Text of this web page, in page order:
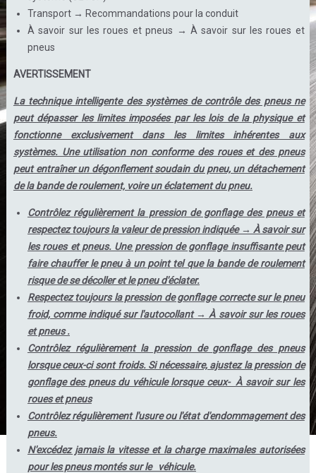
Transport → Recommandations pour la conduit
À savoir sur les roues et pneus → À savoir sur les roues et
pneus
AVERTISSEMENT
La technique intelligente des systèmes de contrôle des pneus ne
peut dépasser les limites imposées par les lois de la physique et
fonctionne exclusivement dans les limites inhérentes aux
systèmes. Une utilisation non conforme des roues et des pneus
peut entraîner un dégonflement soudain du pneu, un détachement
de la bande de roulement, voire un éclatement du pneu.
Contrôlez régulièrement la pression de gonflage des pneus et
respectez toujours la valeur de pression indiquée → À savoir sur
les roues et pneus. Une pression de gonflage insuffisante peut
faire chauffer le pneu à un point tel que la bande de roulement
risque de se décoller et le pneu d'éclater.
Respectez toujours la pression de gonflage correcte sur le pneu
froid, comme indiqué sur l'autocollant → À savoir sur les roues
et pneus .
Contrôlez régulièrement la pression de gonflage des pneus
lorsque ceux-ci sont froids. Si nécessaire, ajustez la pression de
gonflage des pneus du véhicule lorsque ceux- À savoir sur les
roues et pneus
Contrôlez régulièrement l'usure ou l'état d'endommagement des
pneus.
N'excédez jamais la vitesse et la charge maximales autorisées
pour les pneus montés sur le véhicule.